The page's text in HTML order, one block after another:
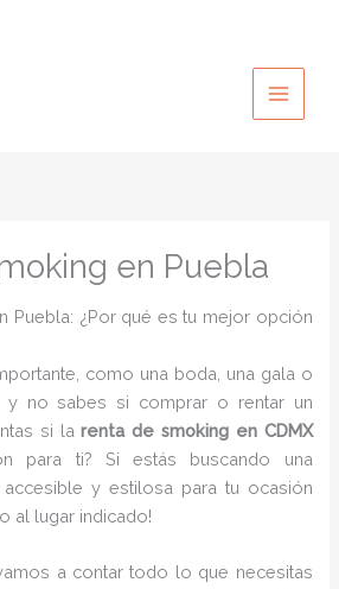
en Puebla
Puebla: ¿Por qué es tu mejor opción
como una boda, una gala o
y no sabes si comprar o rentar un
si larenta de smoking en CDMX
para ti? Si estás buscando una
accesible y estilosa para tu ocasión
al lugar indicado!
a contar todo lo que necesitas